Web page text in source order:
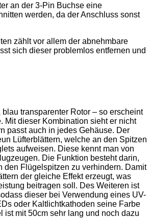
an der 3-Pin Buchse eine
werden, da der Anschluss sonst
zählt vor allem der abnehmbare
sich dieser problemlos entfernen und
transparenter Rotor – so erscheint
Mit dieser Kombination sieht er nicht
passt auch in jedes Gehäuse. Der
Lüfterblättern, welche an den Spitzen
aufweisen. Diese kennt man von
Die Funktion besteht darin,
den Flügelspitzen zu verhindern. Damit
der gleiche Effekt erzeugt, was
beitragen soll. Des Weiteren ist
dieser bei Verwendung eines UV-
oder Kaltlichtkathoden seine Farbe
ist mit 50cm sehr lang und noch dazu